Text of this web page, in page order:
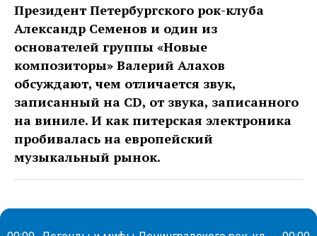
Президент Петербургского рок-клуба
Александр Семенов и один из
основателей группы «Новые
композиторы» Валерий Алахов
обсуждают, чем отличается звук,
записанный на CD, от звука, записанного
на виниле. И как питерская электроника
пробивалась на европейский
музыкальный рынок.